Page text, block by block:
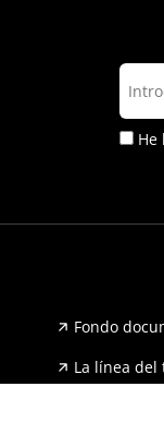
He
Fondo
La línea del